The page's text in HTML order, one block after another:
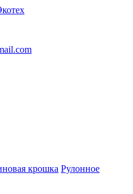
крошка Рулонное